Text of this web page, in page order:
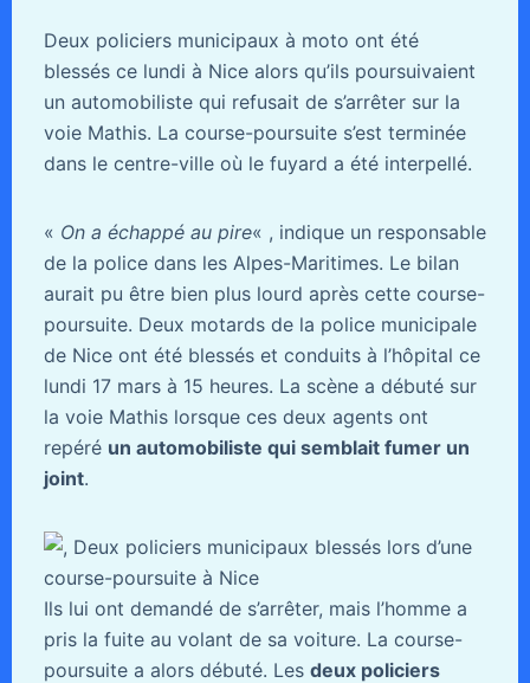
Deux policiers municipaux à moto ont été
blessés ce lundi à Nice alors qu’ils poursuivaient
un automobiliste qui refusait de s’arrêter sur la
voie Mathis. La course-poursuite s’est terminée
dans le centre-ville où le fuyard a été interpellé.
« On a échappé au pire« , indique un responsable
de la police dans les Alpes-Maritimes. Le bilan
aurait pu être bien plus lourd après cette course-
poursuite. Deux motards de la police municipale
de Nice ont été blessés et conduits à l’hôpital ce
lundi 17 mars à 15 heures. La scène a débuté sur
la voie Mathis lorsque ces deux agents ont
repéré un automobiliste qui semblait fumer un
joint.
Ils lui ont demandé de s’arrêter, mais l’homme a
pris la fuite au volant de sa voiture. La course-
poursuite a alors débuté. Les deux policiers